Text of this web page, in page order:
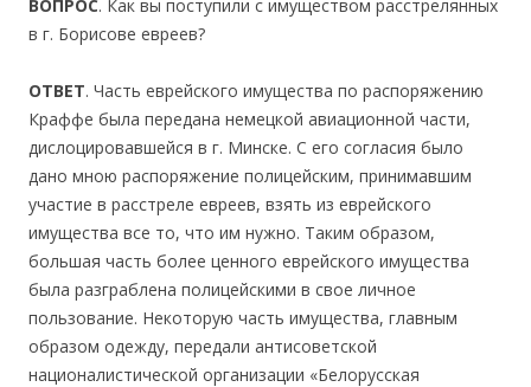
ВОПРОС. Как вы поступили с имуществом расстрелянных
в г. Борисове евреев?
ОТВЕТ. Часть еврейского имущества по распоряжению
Краффе была передана немецкой авиационной части,
дислоцировавшейся в г. Минске. С его согласия было
дано мною распоряжение полицейским, принимавшим
участие в расстреле евреев, взять из еврейского
имущества все то, что им нужно. Таким образом,
большая часть более ценного еврейского имущества
была разграблена полицейскими в свое личное
пользование. Некоторую часть имущества, главным
образом одежду, передали антисоветской
националистической организации «Белорусская